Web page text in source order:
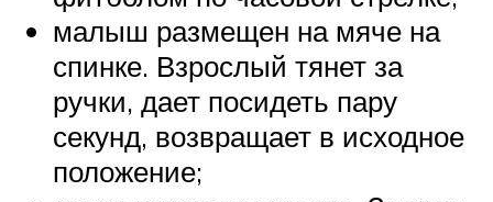
малыш размещен на мяче на
спинке. Взрослый тянет за
ручки, дает посидеть пару
секунд, возвращает в исходное
положение;